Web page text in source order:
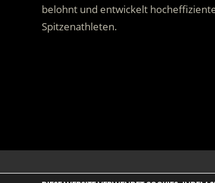
belohnt und entwickelt
Spitzenathleten.
© 2026 ENTERTAINMENT BASE – Life &